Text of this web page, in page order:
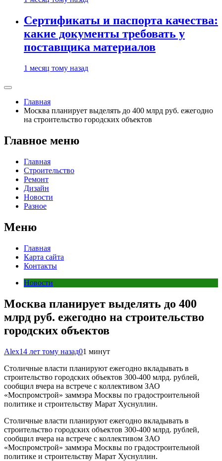
Сертификаты и паспорта качества:
какие документы требовать у
поставщика материалов
1 месяц тому назад
Главная
Москва планирует выделять до 400 млрд руб. ежегодно
на строительство городских объектов
Главное меню
Главная
Строительство
Ремонт
Дизайн
Новости
Разное
Меню
Главная
Карта сайта
Контакты
Новости
Москва планирует выделять до 400
млрд руб. ежегодно на строительство
городских объектов
Alex14 лет тому назад01 минут
Столичные власти планируют ежегодно вкладывать в
строительство городских объектов 300-400 млрд. рублей,
сообщил вчера на встрече с коллективом ЗАО
«Моспромстрой» заммэра Москвы по градостроительной
политике и строительству Марат Хуснуллин.
Столичные власти планируют ежегодно вкладывать в
строительство городских объектов 300-400 млрд. рублей,
сообщил вчера на встрече с коллективом ЗАО
«Моспромстрой» заммэра Москвы по градостроительной
политике и строительству Марат Хуснуллин.